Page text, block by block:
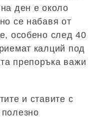
ден е около
се набавя от
особено след 40
калций под
препоръка важи
и ставите с